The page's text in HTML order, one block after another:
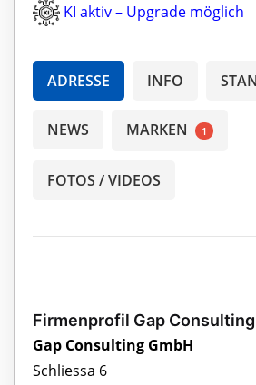
KI aktiv – Upgrade möglich
ADRESSE INFO
NEWS MARKEN 1
FOTOS / VIDEOS
Firmenprofil Gap Consulting
Gap Consulting GmbH
Schliessa 6